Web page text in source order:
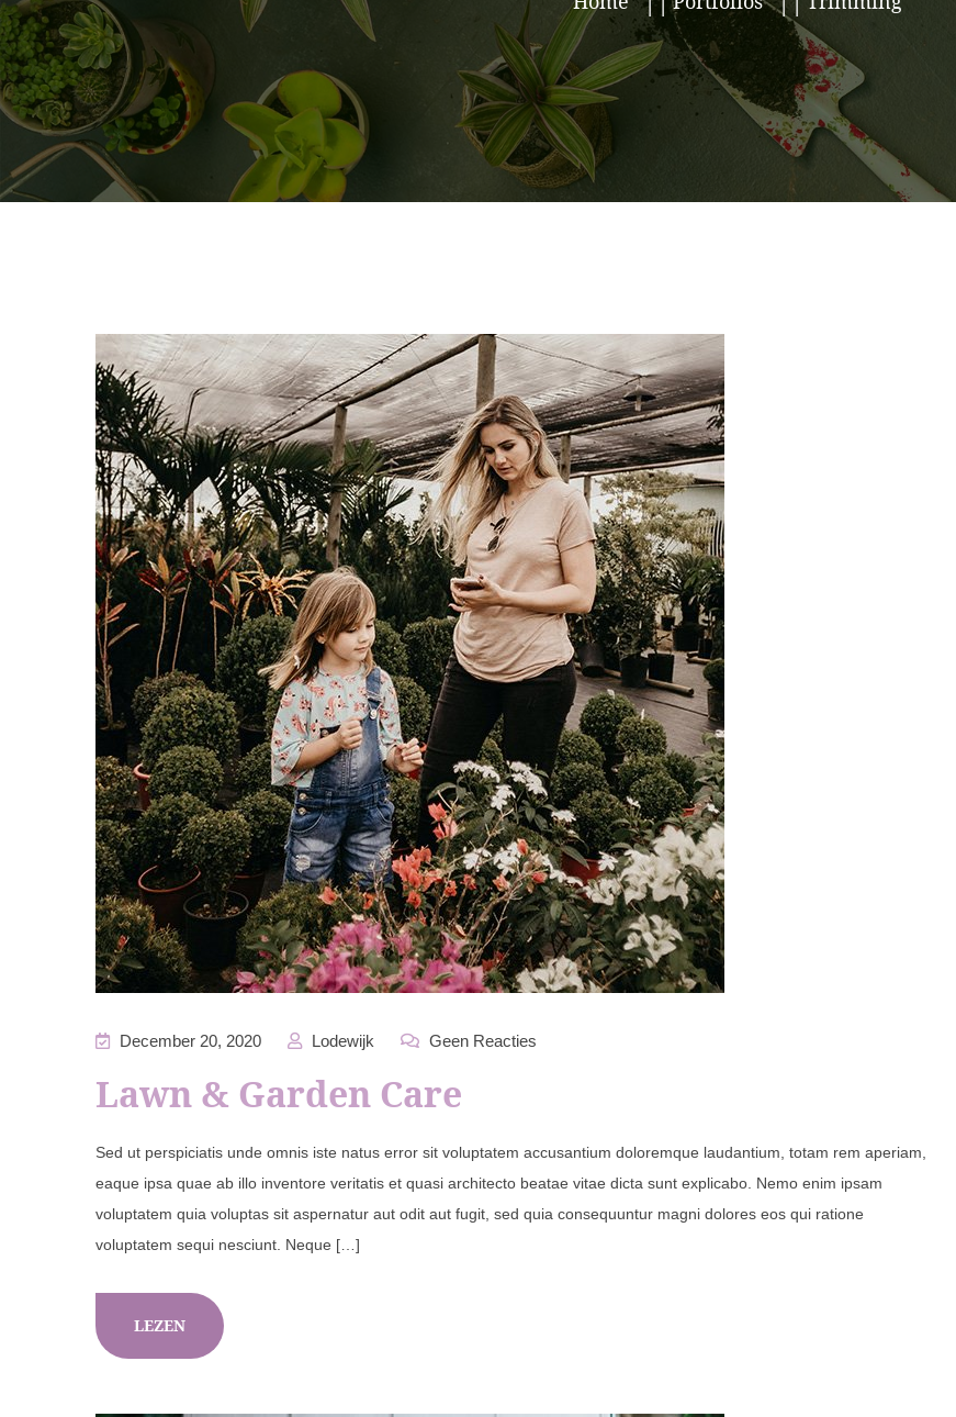
December 20, 2020 Lodewijk Geen Reacties
Lawn & Garden Care
Sed ut perspiciatis unde omnis iste natus error sit voluptatem accusantium doloremque laudantium, totam rem aperiam,
eaque ipsa quae ab illo inventore veritatis et quasi architecto beatae vitae dicta sunt explicabo. Nemo enim ipsam
voluptatem quia voluptas sit aspernatur aut odit aut fugit, sed quia consequuntur magni dolores eos qui ratione
voluptatem sequi nesciunt. Neque […]
LEZEN